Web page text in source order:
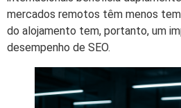
mercados remotos têm menos
do alojamento tem, portanto, um
desempenho de SEO.